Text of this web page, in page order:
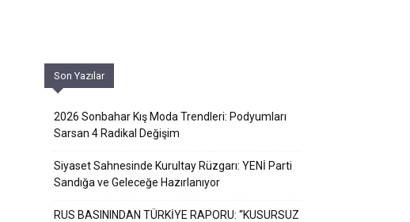
Son Yazılar
2026 Sonbahar Kış Moda Trendleri: Podyumları
Sarsan 4 Radikal Değişim
Siyaset Sahnesinde Kurultay Rüzgarı: YENİ Parti
Sandığa ve Geleceğe Hazırlanıyor
RUS BASININDAN TÜRKİYE RAPORU: “KUSURSUZ